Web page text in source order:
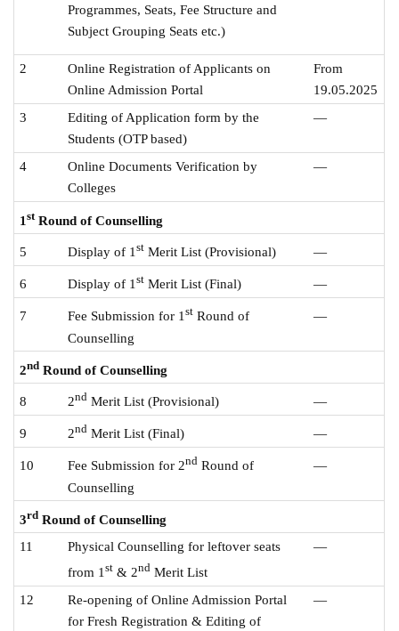
Programmes, Seats, Fee Structure and
Subject Grouping Seats etc.)
2
Online Registration of Applicants on
Online Admission Portal
From
19.05.2025
3
Editing of Application form by the
Students (OTP based)
—
4
Online Documents Verification by
Colleges
—
1stRound of Counselling
5 Display of 1st Merit List (Provisional) —
6 Display of 1st Merit List (Final) —
7 Fee Submission for 1st Round of
Counselling
—
2nd Round of Counselling
8 2nd Merit List (Provisional) —
9 2nd Merit List (Final) —
10 Fee Submission for 2nd Round of
Counselling
—
3rd Round of Counselling
11
Physical Counselling for leftover seats
from 1st & 2nd Merit List
—
12
Re-opening of Online Admission Portal
for Fresh Registration & Editing of
—